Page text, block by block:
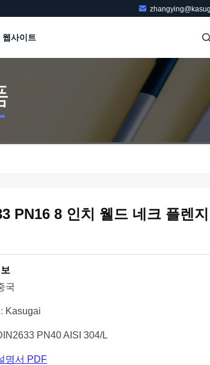
웹사이트
PN16 8 인치 웰드 네크 플렌
국
Kasugai
PN40 AISI 304/L
명서 PDF